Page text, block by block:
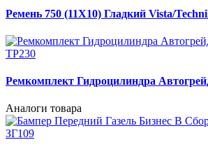
Ремень 750 (11Х10) Гладкий Vista/
ТР230
Ремкомплект Гидроцилиндра
Аналоги товара
ЗГ109